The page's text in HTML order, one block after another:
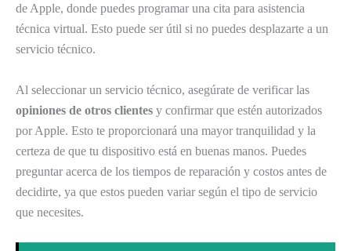
de Apple, donde puedes programar una cita para asistencia
técnica virtual. Esto puede ser útil si no puedes desplazarte a un
servicio técnico.
Al seleccionar un servicio técnico, asegúrate de verificar las
opiniones de otros clientes y confirmar que estén autorizados
por Apple. Esto te proporcionará una mayor tranquilidad y la
certeza de que tu dispositivo está en buenas manos. Puedes
preguntar acerca de los tiempos de reparación y costos antes de
decidirte, ya que estos pueden variar según el tipo de servicio
que necesites.